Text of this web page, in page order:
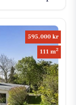
595.000 kr
111 m2